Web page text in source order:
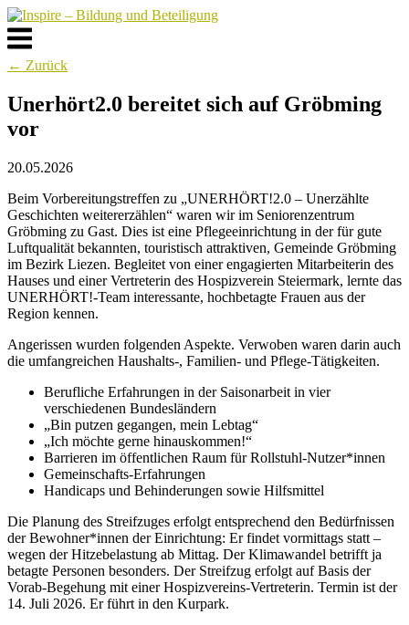
Skip
to
content
Menu
← Zurück
Unerhört2.0 bereitet sich auf Gröbming
vor
20.05.2026
Beim Vorbereitungstreffen zu „UNERHÖRT!2.0 – Unerzählte
Geschichten weitererzählen“ waren wir im Seniorenzentrum
Gröbming zu Gast. Dies ist eine Pflegeeinrichtung in der für gute
Luftqualität bekannten, touristisch attraktiven, Gemeinde Gröbming
im Bezirk Liezen. Begleitet von einer engagierten Mitarbeiterin des
Hauses und einer Vertreterin des Hospizverein Steiermark, lernte das
UNERHÖRT!-Team interessante, hochbetagte Frauen aus der
Region kennen.
Angerissen wurden folgenden Aspekte. Verwoben waren darin auch
die umfangreichen Haushalts-, Familien- und Pflege-Tätigkeiten.
Berufliche Erfahrungen in der Saisonarbeit in vier
verschiedenen Bundesländern
„Bin putzen gegangen, mein Lebtag“
„Ich möchte gerne hinauskommen!“
Barrieren im öffentlichen Raum für Rollstuhl-Nutzer*innen
Gemeinschafts-Erfahrungen
Handicaps und Behinderungen sowie Hilfsmittel
Die Planung des Streifzuges erfolgt entsprechend den Bedürfnissen
der Bewohner*innen der Einrichtung: Er findet vormittags statt –
wegen der Hitzebelastung ab Mittag. Der Klimawandel betrifft ja
betagte Personen besonders. Der Streifzug erfolgt auf Basis der
Vorab-Begehung mit einer Hospizvereins-Vertreterin. Termin ist der
14. Juli 2026. Er führt in den Kurpark.